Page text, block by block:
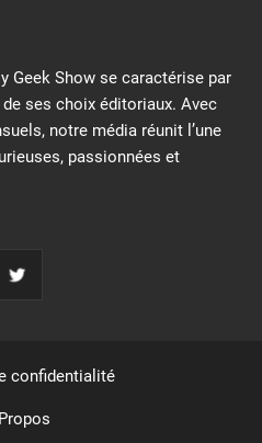
Geek Show se caractérise par
ses choix éditoriaux. Avec
notre média réunit l’une
passionnées et
confidentialité